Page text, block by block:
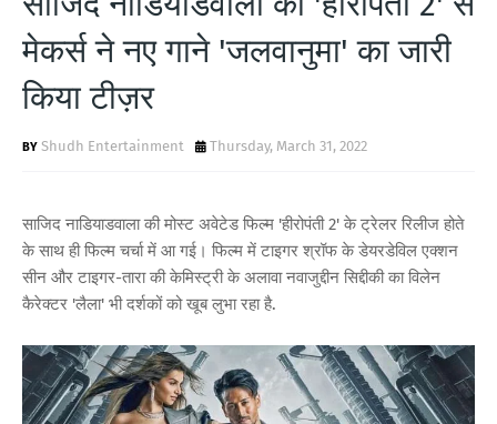
T
S
मेकर्स ने नए गाने 'जलवानुमा' का जारी
किया टीज़र
Shudh Entertainment Thursday, March 31, 2022
साजिद नाडियाडवाला की मोस्ट अवेटेड फिल्म 'हीरोपंती 2' के ट्रेलर रिलीज होते
के साथ ही फिल्म चर्चा में आ गई। फिल्म में टाइगर श्रॉफ के डेयरडेविल एक्शन
सीन और टाइगर-तारा की केमिस्ट्री के अलावा नवाजुद्दीन सिद्दीकी का विलेन
कैरेक्टर 'लैला' भी दर्शकों को खूब लुभा रहा है.